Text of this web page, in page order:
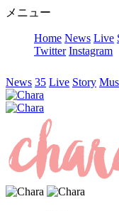
メニュー
Home News Live
Twitter Instagram
News 35 Live Story